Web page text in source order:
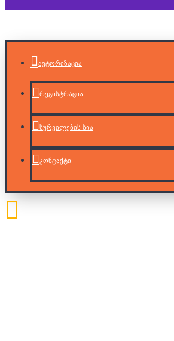
ავტორიზაცია
რეგისტრაცია
სურვილების სია
კონტაქტი